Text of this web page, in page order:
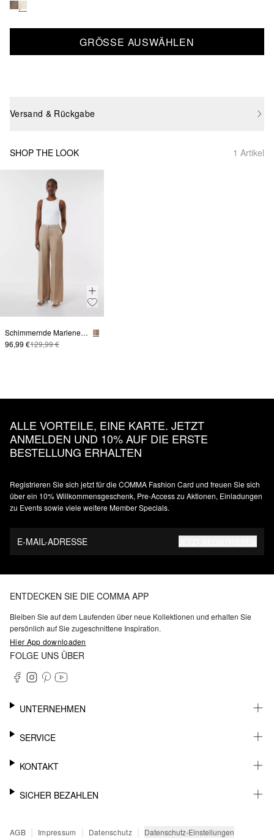
GRÖSSE AUSWÄHLEN
Versand & Rückgabe
SHOP THE LOOK 1 Artikel
Schimmernde Marlenehose aus Leinenmix mit Formbund
96,99 €129,99 €
ALLE VORTEILE, EINE KARTE. JETZT
ANMELDEN UND 10% AUF DIE ERSTE
BESTELLUNG ERHALTEN
Registrieren Sie sich jetzt für die COMMA Fashion Card und freuen Sie sich
über ein 10% Willkommensgeschenk, Pre-Access zu Aktionen, Einladungen
zu Events sowie viele weitere Member Specials.
E-MAIL-ADRESSE
ENTDECKEN SIE DIE COMMA APP
Bleiben Sie auf dem Laufenden über neue Kollektionen und erhalten Sie
persönlich auf Sie zugeschnittene Inspiration.
Hier App downloaden
FOLGE UNS ÜBER
UNTERNEHMEN
KARRIERE
BARRIEREFREIHEIT
SERVICE
WHATSAPP
MEIN KONTO
SENDUNGSVERFOLGUNG
KONTAKT
SUPPORT
SICHER BEZAHLEN
PAYPAL
AGB | Impressum | Datenschutz | Datenschutz-Einstellungen